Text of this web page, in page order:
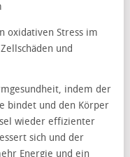
oxidativen Stress im
und
indem der
bindet und den Körper
wieder effizienter
sich und der
Energie und ein